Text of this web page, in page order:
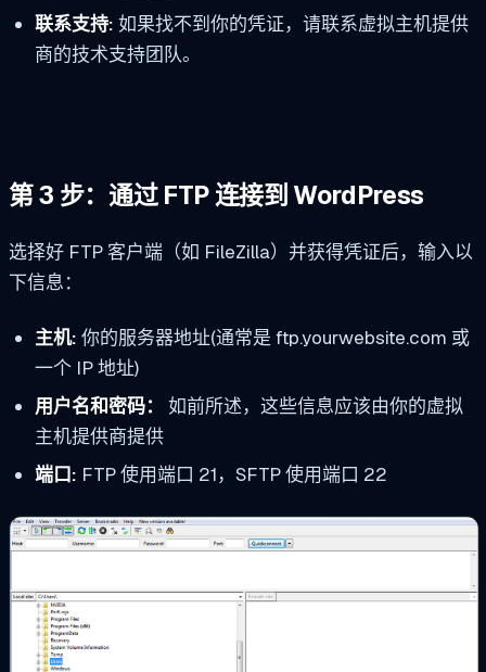
联系支持: 如果找不到你的凭证，请联系虚拟主机提供
商的技术支持团队。
第 3 步：通过 FTP 连接到 WordPress
选择好 FTP 客户端（如 FileZilla）并获得凭证后，输入以
下信息：
主机: 你的服务器地址(通常是 ftp.yourwebsite.com 或
一个 IP 地址)
用户名和密码：
如前所述，这些信息应该由你的虚拟
主机提供商提供
端口: FTP 使用端口 21，SFTP 使用端口 22